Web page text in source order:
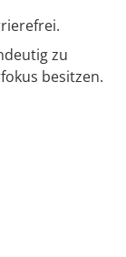
zu
besitzen.